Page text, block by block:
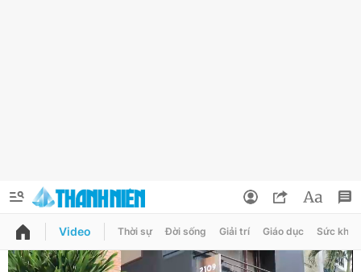
QUẢNG CÁO
Video Thời sự Đời sống Giải trí Giáo dục Sức khỏe